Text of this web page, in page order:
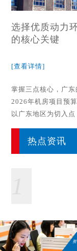
选择优质动力
的核心关键
[查看详情]
热点资讯